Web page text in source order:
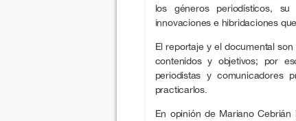
los géneros periodísticos,
innovaciones e hibridaciones
El reportaje y el documental
contenidos y objetivos; por
periodistas y comunicadores
practicarlos.
En opinión de Mariano